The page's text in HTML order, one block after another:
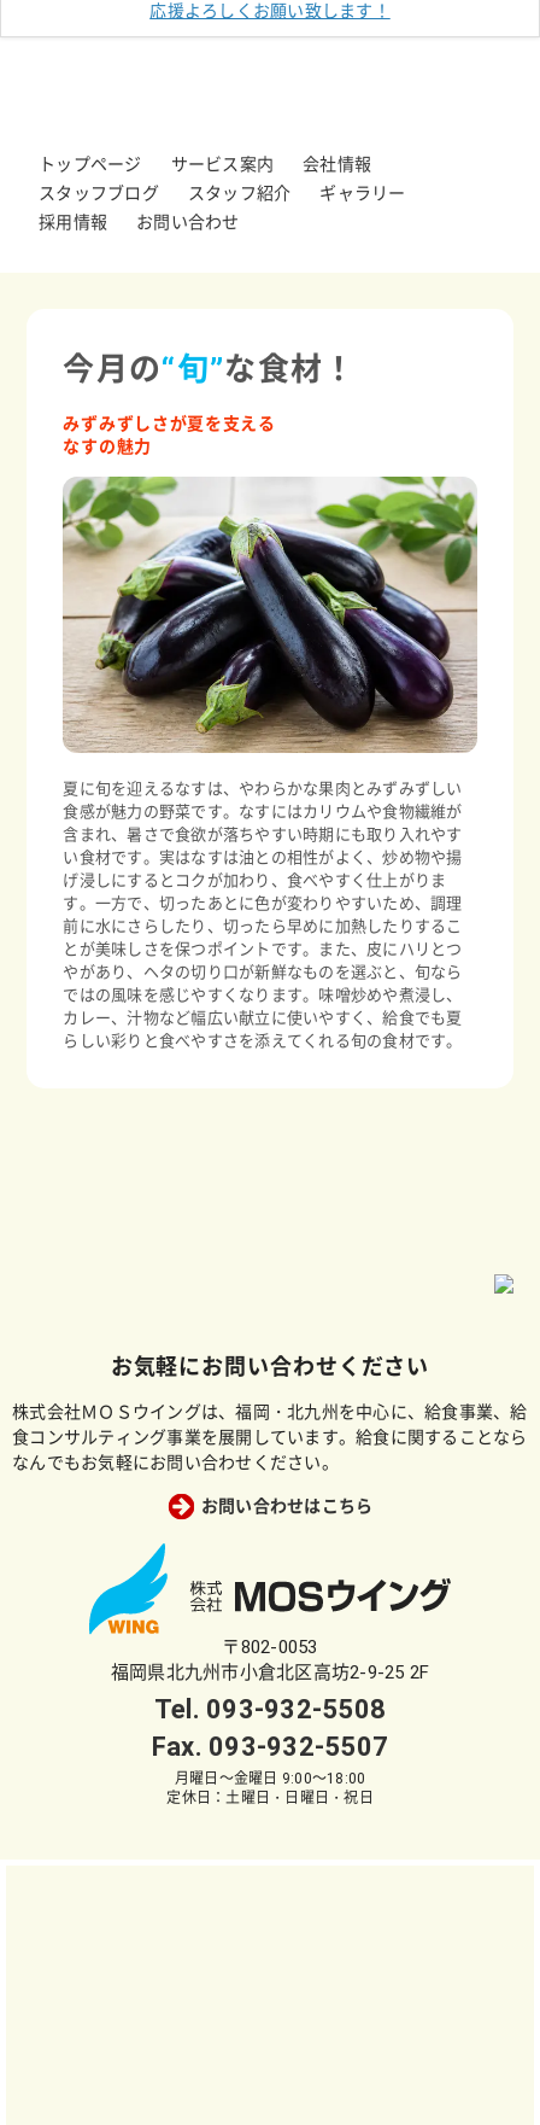
応援よろしくお願い致します！
トップページ サービス案内
会社情報
スタッフブログ
スタッフ紹介
ギャラリー
採用情報
お問い合わせ
今月の“旬”な食材！
みずみずしさが夏を支える
なすの魅力
夏に旬を迎えるなすは、やわらかな果肉とみずみずしい
食感が魅力の野菜です。なすにはカリウムや食物繊維が
含まれ、暑さで食欲が落ちやすい時期にも取り入れやす
い食材です。実はなすは油との相性がよく、炒め物や揚
げ浸しにするとコクが加わり、食べやすく仕上がりま
す。一方で、切ったあとに色が変わりやすいため、調理
前に水にさらしたり、切ったら早めに加熱したりするこ
とが美味しさを保つポイントです。また、皮にハリとつ
やがあり、ヘタの切り口が新鮮なものを選ぶと、旬なら
ではの風味を感じやすくなります。味噌炒めや煮浸し、
カレー、汁物など幅広い献立に使いやすく、給食でも夏
らしい彩りと食べやすさを添えてくれる旬の食材です。
お気軽にお問い合わせください
株式会社ＭＯＳウイングは、福岡・北九州を中心に、給食事業、給
食コンサルティング事業を展開しています。給食に関することなら
なんでもお気軽にお問い合わせください。
お問い合わせはこちら
〒802-0053
福岡県北九州市小倉北区高坊2-9-25 2F
Tel. 093-932-5508
Fax. 093-932-5507
月曜日～金曜日 9:00～18:00
定休日：土曜日・日曜日・祝日